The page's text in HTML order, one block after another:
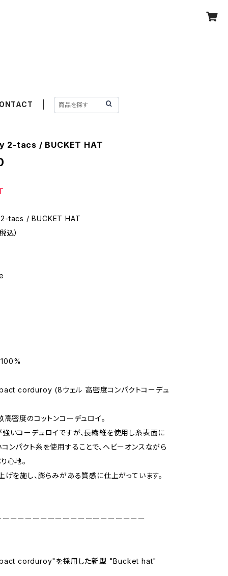
2-tacs / BUCKET HAT
tacs / BUCKET HAT
込）
corduroy (8ウェル 高密度コンパクトコーデュ
密度のコットンコーデュロイ。
いコーデュロイですが、長繊維を使用し糸表面に
ンパクト糸を使用することで、ヘビーオンスながら
心地。
げを施し、膨らみがある質感に仕上がっています。
ーーーーーーーーーーーーーーーーーーー
corduroy"を採用した新型 "Bucket hat"